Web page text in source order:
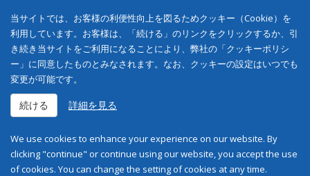
当サイトでは、お客様の利便性向上を図るためクッキー（Cookie）を
利用しています。お客様は、「続ける」のリンクをクリックするか、引
き続き当サイトをご利用になることにより、弊社の「クッキーポリシ
ー」に同意したものとみなされます。なお、クッキーの設定はいつでも
変更が可能です。
続ける 詳細を見る
We use cookies to enhance your experience on our website. By
clicking "continue" or continue using our website, you accept the use
of cookies. You can change the setting of cookies at any time.